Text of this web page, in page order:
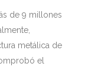
de 9 millones
metálica de
el